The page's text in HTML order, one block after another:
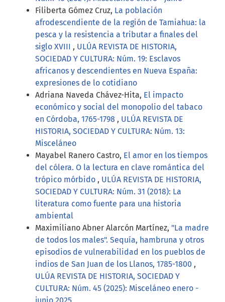
Filiberta Gómez Cruz, La población
afrodescendiente de la región de Tamiahua: la
pesca y la resistencia a tributar a finales del
siglo XVIII , ULÚA REVISTA DE HISTORIA,
SOCIEDAD Y CULTURA: Núm. 19: Esclavos
africanos y descendientes en Nueva España:
expresiones de lo cotidiano
Adriana Naveda Chávez-Hita, El impacto
económico y social del monopolio del tabaco
en Córdoba, 1765-1798 , ULÚA REVISTA DE
HISTORIA, SOCIEDAD Y CULTURA: Núm. 13:
Misceláneo
Mayabel Ranero Castro, El amor en los tiempos
del cólera. O la lectura en clave romántica del
trópico mórbido , ULÚA REVISTA DE HISTORIA,
SOCIEDAD Y CULTURA: Núm. 31 (2018): La
literatura como fuente para una historia
ambiental
Maximiliano Abner Alarcón Martínez, "La madre
de todos los males". Sequía, hambruna y otros
episodios de vulnerabilidad en los pueblos de
indios de San Juan de los Llanos, 1785-1800 ,
ULÚA REVISTA DE HISTORIA, SOCIEDAD Y
CULTURA: Núm. 45 (2025): Misceláneo enero -
junio 2025